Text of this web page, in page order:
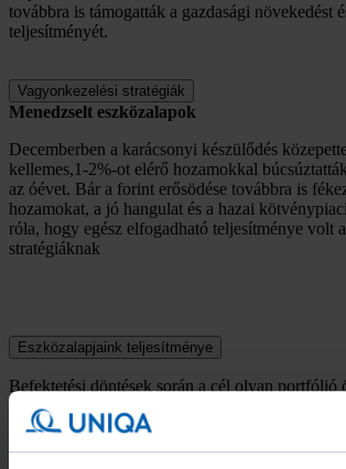
továbbra is támogatták a gazdasági növekedést
teljesítményét.
Vagyonkezelési stratégiák
Menedzselt eszközalapok
Decemberben a karácsonyi készülődés
kellemes,1-2%-ot elérő hozamokkal
az óévet. Bár a forint erősödése továbbra is
hozamokat, a jó hangulat és a hazai
róla, hogy egész elfogadható teljesítménye volt
stratégiáknak
Eszközalapjaink teljesítménye
Befektetési döntések során a cél olyan portfólió
a befektetett értéket meghaladó hozamot biztosít
Eszközalapjainkkal a választási lehetőségek